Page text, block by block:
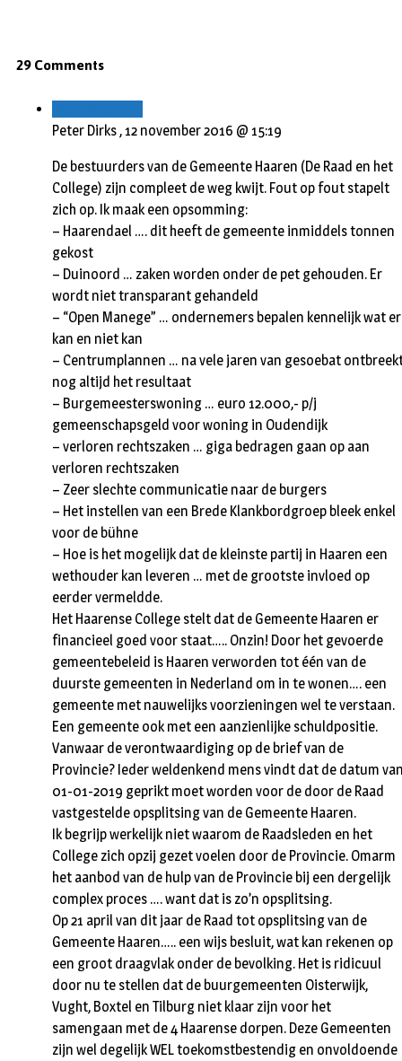
29 Comments
Peter Dirks ,12 november 2016 @ 15:19
De bestuurders van de Gemeente Haaren (De Raad en het
College) zijn compleet de weg kwijt. Fout op fout stapelt
zich op. Ik maak een opsomming:
– Haarendael …. dit heeft de gemeente inmiddels tonnen
gekost
– Duinoord … zaken worden onder de pet gehouden. Er
wordt niet transparant gehandeld
– “Open Manege” … ondernemers bepalen kennelijk wat er
kan en niet kan
– Centrumplannen … na vele jaren van gesoebat
nog altijd het resultaat
– Burgemeesterswoning … euro 12.000,- p/j
gemeenschapsgeld voor woning in Oudendijk
– verloren rechtszaken … giga bedragen gaan op aan
verloren rechtszaken
– Zeer slechte communicatie naar de burgers
– Het instellen van een Brede Klankbordgroep bleek enkel
voor de bühne
– Hoe is het mogelijk dat de kleinste partij in Haaren een
wethouder kan leveren … met de grootste invloed op
eerder vermeldde.
Het Haarense College stelt dat de Gemeente Haaren er
financieel goed voor staat….. Onzin! Door het gevoerde
gemeentebeleid is Haaren verworden tot één van de
duurste gemeenten in Nederland om in te wonen…. een
gemeente met nauwelijks voorzieningen wel te verstaan.
Een gemeente ook met een aanzienlijke schuldpositie.
Vanwaar de verontwaardiging op de brief van de
Provincie? Ieder weldenkend mens vindt dat de datum
01-01-2019 geprikt moet worden voor de door de Raad
vastgestelde opsplitsing van de Gemeente Haaren.
Ik begrijp werkelijk niet waarom de Raadsleden en het
College zich opzij gezet voelen door de Provincie. Omarm
het aanbod van de hulp van de Provincie bij een dergelijk
complex proces …. want dat is zo’n opsplitsing.
Op 21 april van dit jaar de Raad tot opsplitsing van de
Gemeente Haaren….. een wijs besluit, wat kan rekenen op
een groot draagvlak onder de bevolking. Het is ridicuul
door nu te stellen dat de buurgemeenten Oisterwijk,
Vught, Boxtel en Tilburg niet klaar zijn voor het
samengaan met de 4 Haarense dorpen. Deze Gemeenten
zijn wel degelijk WEL toekomstbestendig en onvoldoende